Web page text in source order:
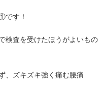
です！
検査を受けたほうがよいもの
、ズキズキ強く痛む腰痛